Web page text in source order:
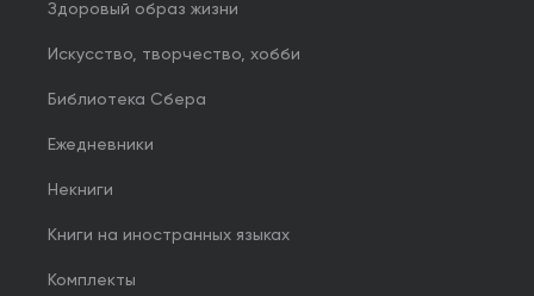
Здоровый образ жизни
Искусство, творчество, хобби
Библиотека Сбера
Ежедневники
Некниги
Книги на иностранных языках
Комплекты